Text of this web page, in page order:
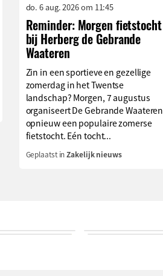
do. 6 aug. 2026 om 11:45
Reminder: Morgen fietstocht
bij Herberg de Gebrande
Waateren
Zin in een sportieve en gezellige
zomerdag in het Twentse
landschap? Morgen, 7 augustus
organiseert De Gebrande Waateren
opnieuw een populaire zomerse
fietstocht. Eén tocht...
Geplaatst inZakelijk nieuws